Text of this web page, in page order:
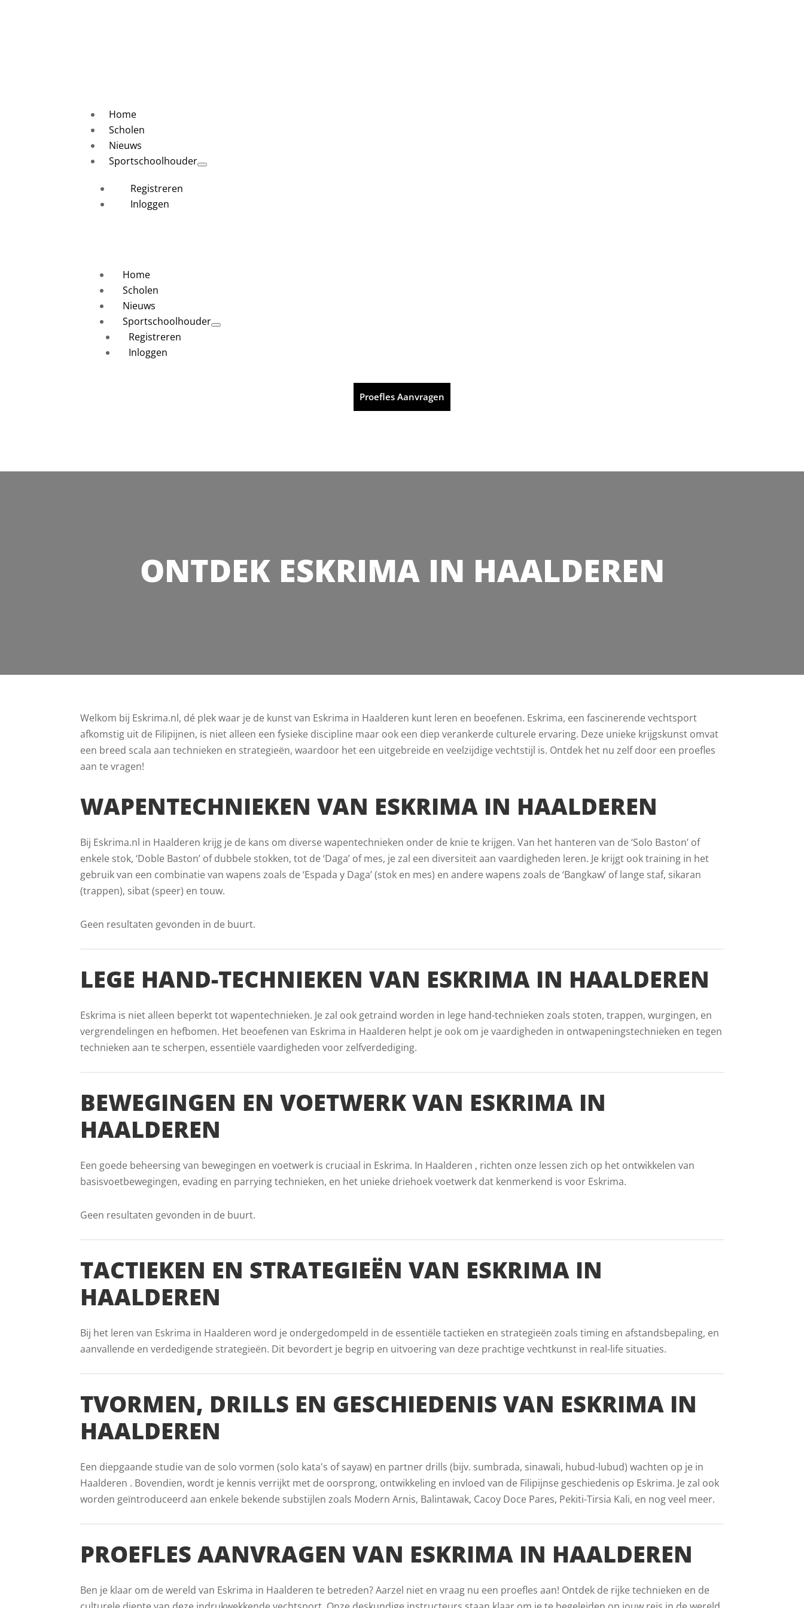
Home
Scholen
Nieuws
Sportschoolhouder
Registreren
Inloggen
Home
Scholen
Nieuws
Sportschoolhouder
Registreren
Inloggen
Proefles Aanvragen
ONTDEK ESKRIMA IN HAALDEREN
Welkom bij Eskrima.nl, dé plek waar je de kunst van Eskrima in Haalderen kunt leren en beoefenen. Eskrima, een fascinerende vechtsport
afkomstig uit de Filipijnen, is niet alleen een fysieke discipline maar ook een diep verankerde culturele ervaring. Deze unieke krijgskunst omvat
een breed scala aan technieken en strategieën, waardoor het een uitgebreide en veelzijdige vechtstijl is. Ontdek het nu zelf door een proefles
aan te vragen!
WAPENTECHNIEKEN VAN ESKRIMA IN HAALDEREN
Bij Eskrima.nl in Haalderen krijg je de kans om diverse wapentechnieken onder de knie te krijgen. Van het hanteren van de ‘Solo Baston’ of
enkele stok, ‘Doble Baston’ of dubbele stokken, tot de ‘Daga’ of mes, je zal een diversiteit aan vaardigheden leren. Je krijgt ook training in het
gebruik van een combinatie van wapens zoals de ‘Espada y Daga’ (stok en mes) en andere wapens zoals de ‘Bangkaw’ of lange staf, sikaran
(trappen), sibat (speer) en touw.
Geen resultaten gevonden in de buurt.
LEGE HAND-TECHNIEKEN VAN ESKRIMA IN HAALDEREN
Eskrima is niet alleen beperkt tot wapentechnieken. Je zal ook getraind worden in lege hand-technieken zoals stoten, trappen, wurgingen, en
vergrendelingen en hefbomen. Het beoefenen van Eskrima in Haalderen helpt je ook om je vaardigheden in ontwapeningstechnieken en tegen
technieken aan te scherpen, essentiële vaardigheden voor zelfverdediging.
BEWEGINGEN EN VOETWERK VAN ESKRIMA IN
HAALDEREN
Een goede beheersing van bewegingen en voetwerk is cruciaal in Eskrima. In Haalderen , richten onze lessen zich op het ontwikkelen van
basisvoetbewegingen, evading en parrying technieken, en het unieke driehoek voetwerk dat kenmerkend is voor Eskrima.
Geen resultaten gevonden in de buurt.
TACTIEKEN EN STRATEGIEËN VAN ESKRIMA IN
HAALDEREN
Bij het leren van Eskrima in Haalderen word je ondergedompeld in de essentiële tactieken en strategieën zoals timing en afstandsbepaling, en
aanvallende en verdedigende strategieën. Dit bevordert je begrip en uitvoering van deze prachtige vechtkunst in real-life situaties.
TVORMEN, DRILLS EN GESCHIEDENIS VAN ESKRIMA IN
HAALDEREN
Een diepgaande studie van de solo vormen (solo kata's of sayaw) en partner drills (bijv. sumbrada, sinawali, hubud-lubud) wachten op je in
Haalderen . Bovendien, wordt je kennis verrijkt met de oorsprong, ontwikkeling en invloed van de Filipijnse geschiedenis op Eskrima. Je zal ook
worden geïntroduceerd aan enkele bekende substijlen zoals Modern Arnis, Balintawak, Cacoy Doce Pares, Pekiti-Tirsia Kali, en nog veel meer.
PROEFLES AANVRAGEN VAN ESKRIMA IN HAALDEREN
Ben je klaar om de wereld van Eskrima in Haalderen te betreden? Aarzel niet en vraag nu een proefles aan! Ontdek de rijke technieken en de